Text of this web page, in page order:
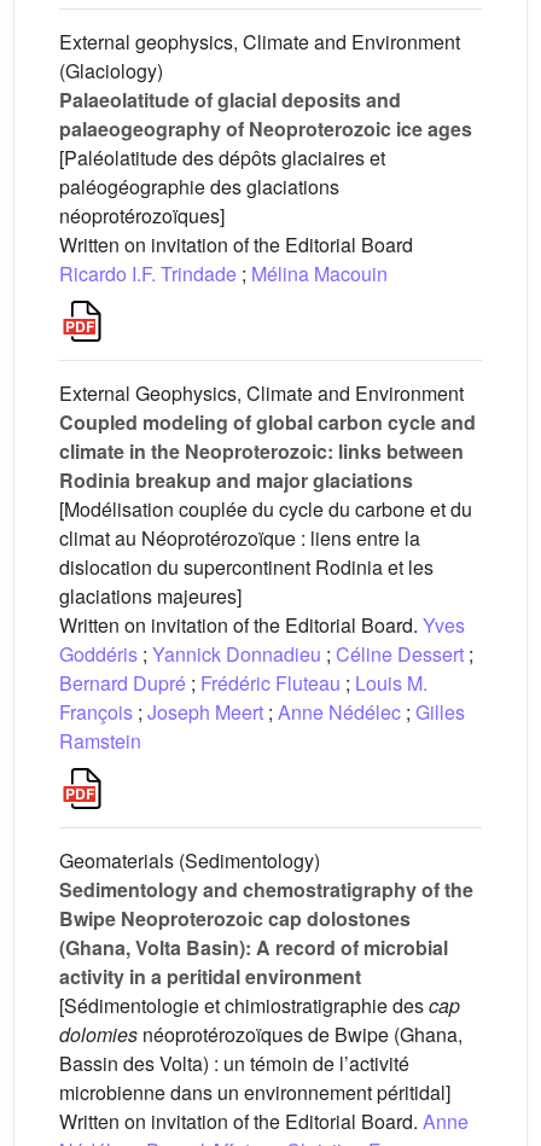
External geophysics, Climate and Environment
(Glaciology)
Palaeolatitude of glacial deposits and
palaeogeography of Neoproterozoic ice ages
[Paléolatitude des dépôts glaciaires et
paléogéographie des glaciations
néoprotérozoïques]
Written on invitation of the Editorial Board
Ricardo I.F. Trindade ; Mélina Macouin
External Geophysics, Climate and Environment
Coupled modeling of global carbon cycle and
climate in the Neoproterozoic: links between
Rodinia breakup and major glaciations
[Modélisation couplée du cycle du carbone et du
climat au Néoprotérozoïque : liens entre la
dislocation du supercontinent Rodinia et les
glaciations majeures]
Written on invitation of the Editorial Board. Yves
Goddéris ; Yannick Donnadieu ; Céline Dessert ;
Bernard Dupré ; Frédéric Fluteau ; Louis M.
François ; Joseph Meert ; Anne Nédélec ; Gilles
Ramstein
Geomaterials (Sedimentology)
Sedimentology and chemostratigraphy of the
Bwipe Neoproterozoic cap dolostones
(Ghana, Volta Basin): A record of microbial
activity in a peritidal environment
[Sédimentologie et chimiostratigraphie descap
dolomies néoprotérozoïques de Bwipe (Ghana,
Bassin des Volta) : un témoin de l’activité
microbienne dans un environnement péritidal]
Written on invitation of the Editorial Board. Anne